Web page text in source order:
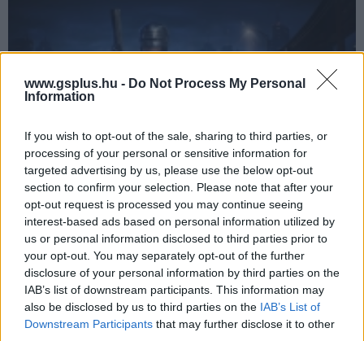
www.gsplus.hu - Do Not Process My Personal
Information
If you wish to opt-out of the sale, sharing to third parties, or
processing of your personal or sensitive information for
targeted advertising by us, please use the below opt-out
section to confirm your selection. Please note that after your
opt-out request is processed you may continue seeing
interest-based ads based on personal information utilized by
us or personal information disclosed to third parties prior to
your opt-out. You may separately opt-out of the further
disclosure of your personal information by third parties on the
IAB’s list of downstream participants. This information may
also be disclosed by us to third parties on the IAB’s List of
Downstream Participants that may further disclose it to other
Tankparancsnok lett a Robotzsaruból, az OCP pedig
harcba küld egy új páncélost
| 2026.01.09 16:39
Old Detroit hadszíntérré változik a World of Tanks időszakos
eseményében.